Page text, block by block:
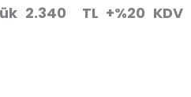
2.340 TL +%20 KDV